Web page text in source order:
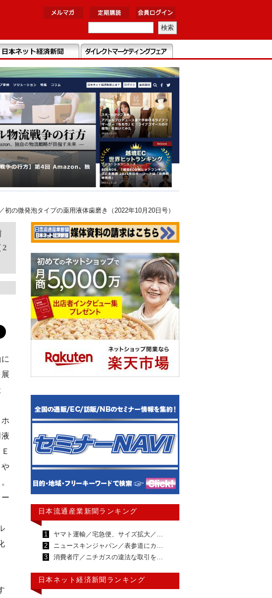
の微発泡タイプの薬用液体歯磨き（2022年10月20日号）
日本流通産業新聞ランキング
1
ヤマト運輸／宅急便、サイズ拡大／…
2
ニュースキンジャパン／表参道にカ…
3
消費者庁／ニチガスの違法な取引を…
日本ネット経済新聞ランキング